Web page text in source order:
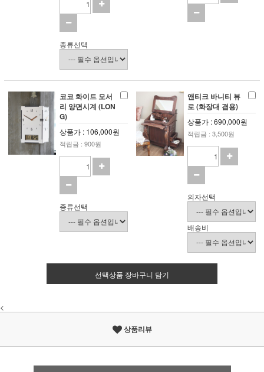
종류선택
코코 화이트 모서
리 양면시계 (LON
G)
상품가 : 106,000원
적립금 : 900원
종류선택
앤티크 바니티 뷰
로 (화장대 겸용)
상품가 : 690,000원
적립금 : 3,500원
의자선택
배송비
선택상품 장바구니 담기
<
상품리뷰